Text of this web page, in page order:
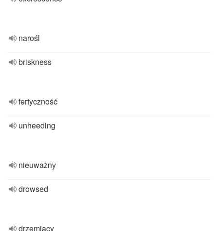
narośl
briskness
fertyczność
unheeding
nieuważny
drowsed
drzemiący